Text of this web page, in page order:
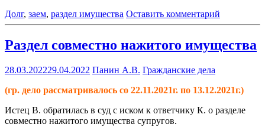
Долг, заем, раздел имущества Оставить комментарий
Раздел совместно нажитого имущества
28.03.202229.04.2022 Панин А.В. Гражданские дела
(гр. дело рассматривалось со 22.11.2021г. по 13.12.2021г.)
Истец В. обратилась в суд с иском к ответчику К. о разделе
совместно нажитого имущества супругов.